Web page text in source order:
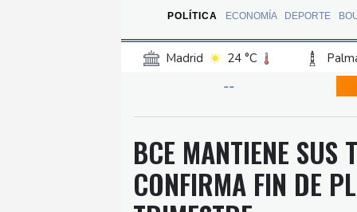
POLÍTICA ECONOMÍA DEPORTE
Madrid 24 °C
Canary Islands
Havana
24 °C
Rio de Janeiro
27 °C
Punta Arena
--
BCE MANTIENE SUS
CONFIRMA FIN DE